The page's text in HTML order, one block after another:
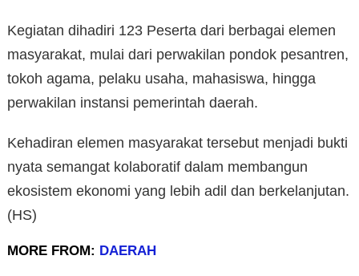
Kegiatan dihadiri 123 Peserta dari berbagai elemen
masyarakat, mulai dari perwakilan pondok pesantren,
tokoh agama, pelaku usaha, mahasiswa, hingga
perwakilan instansi pemerintah daerah.
Kehadiran elemen masyarakat tersebut menjadi bukti
nyata semangat kolaboratif dalam membangun
ekosistem ekonomi yang lebih adil dan berkelanjutan.
(HS)
MORE FROM: DAERAH